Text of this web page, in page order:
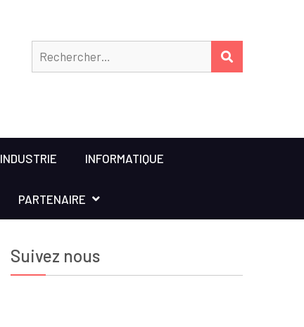
INDUSTRIE INFORMATIQUE
PARTENAIRE
Suivez nous